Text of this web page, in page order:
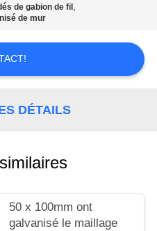
de gabion de fil ,
de mur
DÉTAILS
50 x 100mm ont
galvanisé le maillage